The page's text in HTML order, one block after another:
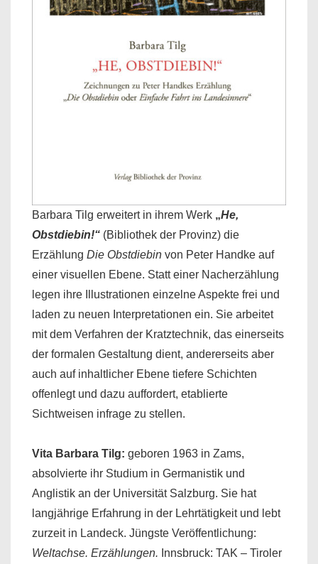
Barbara Tilg erweitert in ihrem Werk „He,
Obstdiebin!“ (Bibliothek der Provinz) die
Erzählung Die Obstdiebin von Peter Handke auf
einer visuellen Ebene. Statt einer Nacherzählung
legen ihre Illustrationen einzelne Aspekte frei und
laden zu neuen Interpretationen ein. Sie arbeitet
mit dem Verfahren der Kratztechnik, das einerseits
der formalen Gestaltung dient, andererseits aber
auch auf inhaltlicher Ebene tiefere Schichten
offenlegt und dazu auffordert, etablierte
Sichtweisen infrage zu stellen.
Vita Barbara Tilg: geboren 1963 in Zams,
absolvierte ihr Studium in Germanistik und
Anglistik an der Universität Salzburg. Sie hat
langjährige Erfahrung in der Lehrtätigkeit und lebt
zurzeit in Landeck. Jüngste Veröffentlichung:
Weltachse. Erzählungen. Innsbruck: TAK – Tiroler